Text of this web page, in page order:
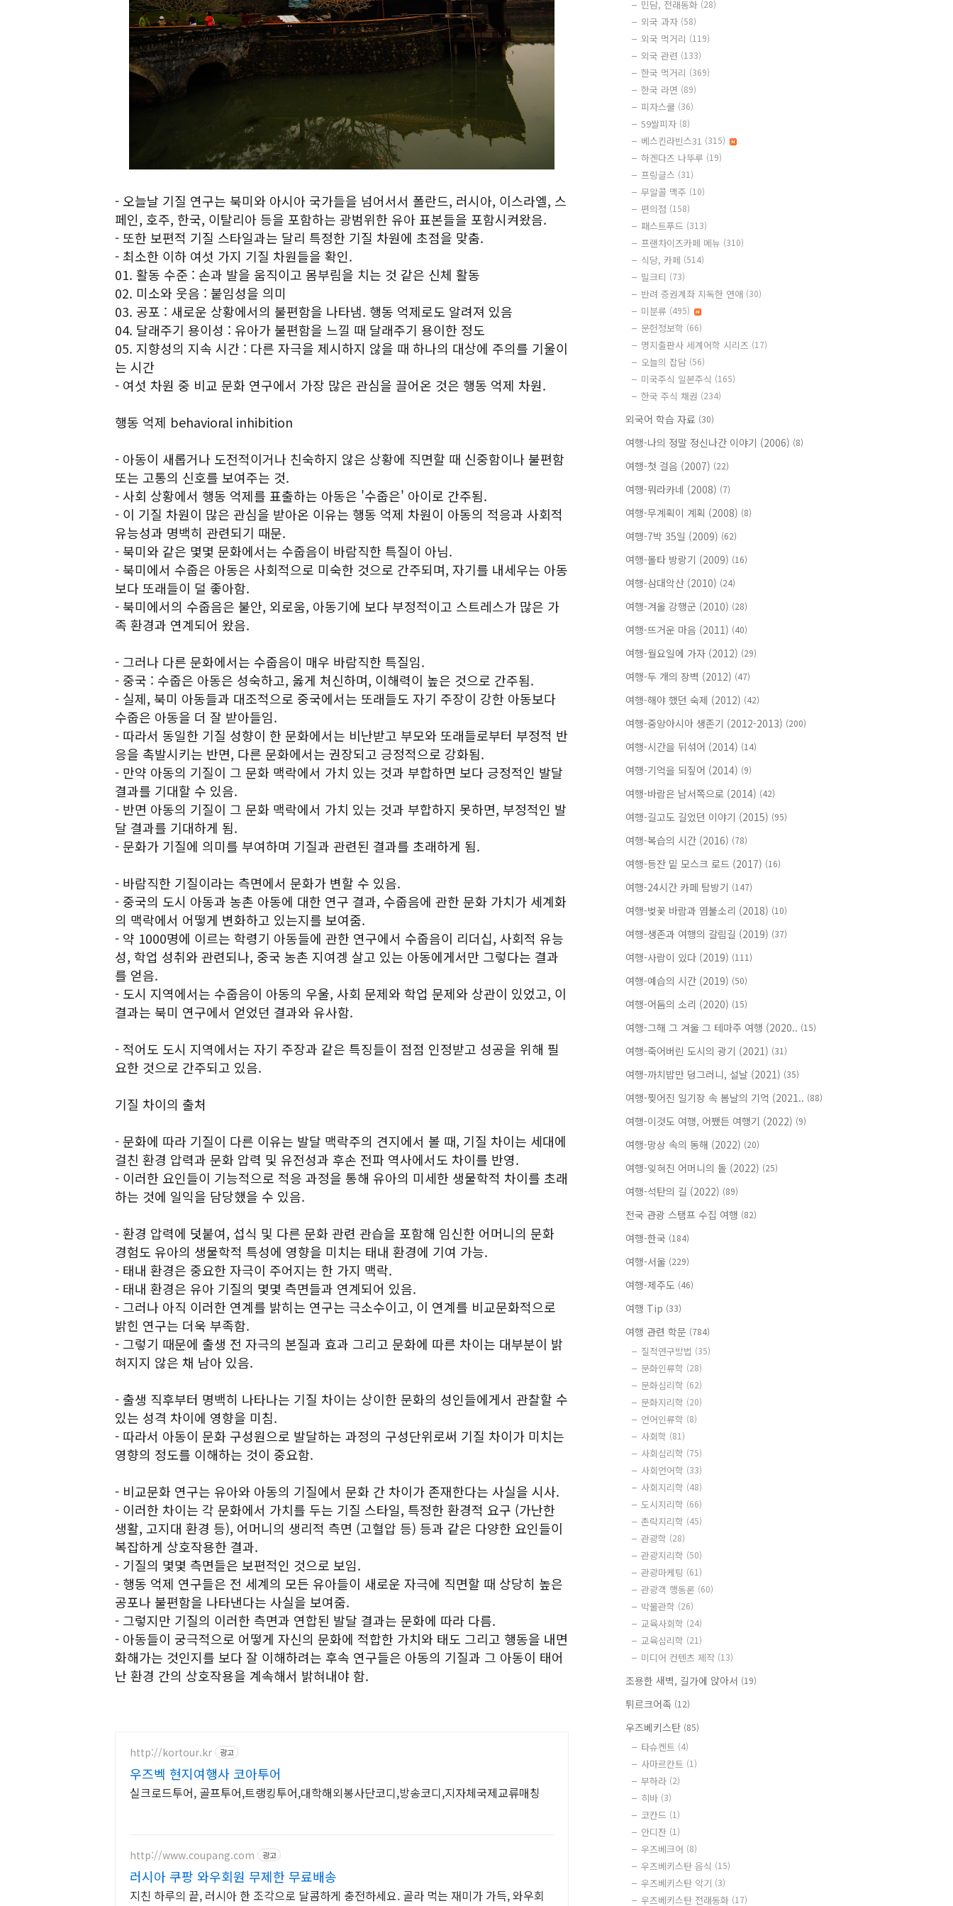
- 오늘날 기질 연구는 북미와 아시아 국가들을 넘어서서 폴란드, 러시아, 이스라엘, 스
페인, 호주, 한국, 이탈리아 등을 포함하는 광범위한 유아 표본들을 포함시켜왔음.
- 또한 보편적 기질 스타일과는 달리 특정한 기질 차원에 초점을 맞춤.
- 최소한 이하 여섯 가지 기질 차원들을 확인.
01. 활동 수준 : 손과 발을 움직이고 몸부림을 치는 것 같은 신체 활동
02. 미소와 웃음 : 붙임성을 의미
03. 공포 : 새로운 상황에서의 불편함을 나타냄. 행동 억제로도 알려져 있음
04. 달래주기 용이성 : 유아가 불편함을 느낄 때 달래주기 용이한 정도
05. 지향성의 지속 시간 : 다른 자극을 제시하지 않을 때 하나의 대상에 주의를 기울이
는 시간
- 여섯 차원 중 비교 문화 연구에서 가장 많은 관심을 끌어온 것은 행동 억제 차원.
행동 억제 behavioral inhibition
- 아동이 새롭거나 도전적이거나 친숙하지 않은 상황에 직면할 때 신중함이나 불편함
또는 고통의 신호를 보여주는 것.
- 사회 상황에서 행동 억제를 표출하는 아동은 '수줍은' 아이로 간주됨.
- 이 기질 차원이 많은 관심을 받아온 이유는 행동 억제 차원이 아동의 적응과 사회적
유능성과 명백히 관련되기 때문.
- 북미와 같은 몇몇 문화에서는 수줍음이 바람직한 특질이 아님.
- 북미에서 수줍은 아동은 사회적으로 미숙한 것으로 간주되며, 자기를 내세우는 아동
보다 또래들이 덜 좋아함.
- 북미에서의 수줍음은 불안, 외로움, 아동기에 보다 부정적이고 스트레스가 많은 가
족 환경과 연계되어 왔음.
- 그러나 다른 문화에서는 수줍음이 매우 바람직한 특질임.
- 중국 : 수줍은 아동은 성숙하고, 옳게 처신하며, 이해력이 높은 것으로 간주됨.
- 실제, 북미 아동들과 대조적으로 중국에서는 또래들도 자기 주장이 강한 아동보다
수줍은 아동을 더 잘 받아들임.
- 따라서 동일한 기질 성향이 한 문화에서는 비난받고 부모와 또래들로부터 부정적 반
응을 촉발시키는 반면, 다른 문화에서는 권장되고 긍정적으로 강화됨.
- 만약 아동의 기질이 그 문화 맥락에서 가치 있는 것과 부합하면 보다 긍정적인 발달
결과를 기대할 수 있음.
- 반면 아동의 기질이 그 문화 맥락에서 가치 있는 것과 부합하지 못하면, 부정적인 발
달 결과를 기대하게 됨.
- 문화가 기질에 의미를 부여하며 기질과 관련된 결과를 초래하게 됨.
- 바람직한 기질이라는 측면에서 문화가 변할 수 있음.
- 중국의 도시 아동과 농촌 아동에 대한 연구 결과, 수줍음에 관한 문화 가치가 세계화
의 맥락에서 어떻게 변화하고 있는지를 보여줌.
- 약 1000명에 이르는 학령기 아동들에 관한 연구에서 수줍음이 리더십, 사회적 유능
성, 학업 성취와 관련되나, 중국 농촌 지여겡 살고 있는 아동에게서만 그렇다는 결과
를 얻음.
- 도시 지역에서는 수줍음이 아동의 우울, 사회 문제와 학업 문제와 상관이 있었고, 이
결과는 북미 연구에서 얻었던 결과와 유사함.
- 적어도 도시 지역에서는 자기 주장과 같은 특징들이 점점 인정받고 성공을 위해 필
요한 것으로 간주되고 있음.
기질 차이의 출처
- 문화에 따라 기질이 다른 이유는 발달 맥락주의 견지에서 볼 때, 기질 차이는 세대에
걸친 환경 압력과 문화 압력 및 유전성과 후손 전파 역사에서도 차이를 반영.
- 이러한 요인들이 기능적으로 적응 과정을 통해 유아의 미세한 생물학적 차이를 초래
하는 것에 일익을 담당했을 수 있음.
- 환경 압력에 덧붙여, 섭식 및 다른 문화 관련 관습을 포함해 임신한 어머니의 문화
경험도 유아의 생물학적 특성에 영향을 미치는 태내 환경에 기여 가능.
- 태내 환경은 중요한 자극이 주어지는 한 가지 맥락.
- 태내 환경은 유아 기질의 몇몇 측면들과 연계되어 있음.
- 그러나 아직 이러한 연계를 밝히는 연구는 극소수이고, 이 연계를 비교문화적으로
밝힌 연구는 더욱 부족함.
- 그렇기 때문에 출생 전 자극의 본질과 효과 그리고 문화에 따른 차이는 대부분이 밝
혀지지 않은 채 남아 있음.
- 출생 직후부터 명백히 나타나는 기질 차이는 상이한 문화의 성인들에게서 관찰할 수
있는 성격 차이에 영향을 미침.
- 따라서 아동이 문화 구성원으로 발달하는 과정의 구성단위로써 기질 차이가 미치는
영향의 정도를 이해하는 것이 중요함.
- 비교문화 연구는 유아와 아동의 기질에서 문화 간 차이가 존재한다는 사실을 시사.
- 이러한 차이는 각 문화에서 가치를 두는 기질 스타일, 특정한 환경적 요구 (가난한
생활, 고지대 환경 등), 어머니의 생리적 측면 (고혈압 등) 등과 같은 다양한 요인들이
복잡하게 상호작용한 결과.
- 기질의 몇몇 측면들은 보편적인 것으로 보임.
- 행동 억제 연구들은 전 세계의 모든 유아들이 새로운 자극에 직면할 때 상당히 높은
공포나 불편함을 나타낸다는 사실을 보여줌.
- 그렇지만 기질의 이러한 측면과 연합된 발달 결과는 문화에 따라 다름.
- 아동들이 궁극적으로 어떻게 자신의 문화에 적합한 가치와 태도 그리고 행동을 내면
화해가는 것인지를 보다 잘 이해하려는 후속 연구들은 아동의 기질과 그 아동이 태어
난 환경 간의 상호작용을 계속해서 밝혀내야 함.
http://kortour.kr 광고
우즈벡 현지여행사 코아투어
실크로드투어, 골프투어,트랭킹투어,대학해외봉사단코디,방송코디,지자체국제교류매칭
http://www.coupang.com 광고
러시아 쿠팡 와우회원 무제한 무료배송
지친 하루의 끝, 러시아 한 조각으로 달콤하게 충전하세요. 골라 먹는 재미가 가득, 와우회
민담, 전래동화 (28)
외국 과자 (58)
외국 먹거리 (119)
외국 관련 (133)
한국 먹거리 (369)
한국 라면 (89)
피자스쿨 (36)
59쌀피자 (8)
베스킨라빈스31 (315)
하겐다즈 나뚜루 (19)
프링글스 (31)
무알콜 맥주 (10)
편의점 (158)
패스트푸드 (313)
프랜차이즈카페 메뉴 (310)
식당, 카페 (514)
밀크티 (73)
반려 증권계좌 지독한 연애 (30)
미분류 (495)
문헌정보학 (66)
명지출판사 세계어학 시리즈 (17)
오늘의 잡담 (56)
미국주식 일본주식 (165)
한국 주식 채권 (234)
외국어 학습 자료 (30)
여행-나의 정말 정신나간 이야기 (2006) (8)
여행-첫 걸음 (2007) (22)
여행-뭐라카네 (2008) (7)
여행-무계획이 계획 (2008) (8)
여행-7박 35일 (2009) (62)
여행-몰타 방랑기 (2009) (16)
여행-삼대악산 (2010) (24)
여행-겨울 강행군 (2010) (28)
여행-뜨거운 마음 (2011) (40)
여행-월요일에 가자 (2012) (29)
여행-두 개의 장벽 (2012) (47)
여행-해야 했던 숙제 (2012) (42)
여행-중앙아시아 생존기 (2012-2013) (200)
여행-시간을 뒤섞어 (2014) (14)
여행-기억을 되짚어 (2014) (9)
여행-바람은 남서쪽으로 (2014) (42)
여행-길고도 길었던 이야기 (2015) (95)
여행-복습의 시간 (2016) (78)
여행-등잔 밑 모스크 로드 (2017) (16)
여행-24시간 카페 탐방기 (147)
여행-벚꽃 바람과 염불소리 (2018) (10)
여행-생존과 여행의 갈림길 (2019) (37)
여행-사람이 있다 (2019) (111)
여행-예습의 시간 (2019) (50)
여행-어둠의 소리 (2020) (15)
여행-그해 그 겨울 그 테마주 여행 (2020.. (15)
여행-죽어버린 도시의 광기 (2021) (31)
여행-까치밥만 덩그러니, 설날 (2021) (35)
여행-찢어진 일기장 속 봄날의 기억 (2021.. (88)
여행-이것도 여행, 어쨌든 여행기 (2022) (9)
여행-망상 속의 동해 (2022) (20)
여행-잊혀진 어머니의 돌 (2022) (25)
여행-석탄의 길 (2022) (89)
전국 관광 스탬프 수집 여행 (82)
여행-한국 (184)
여행-서울 (229)
여행-제주도 (46)
여행 Tip (33)
여행 관련 학문 (784)
질적연구방법 (35)
문화인류학 (28)
문화심리학 (62)
문화지리학 (20)
언어인류학 (8)
사회학 (81)
사회심리학 (75)
사회언어학 (33)
사회지리학 (48)
도시지리학 (66)
촌락지리학 (45)
관광학 (28)
관광지리학 (50)
관광마케팅 (61)
관광객 행동론 (60)
박물관학 (26)
교육사회학 (24)
교육심리학 (21)
미디어 컨텐츠 제작 (13)
조용한 새벽, 길가에 앉아서 (19)
튀르크어족 (12)
우즈베키스탄 (85)
타슈켄트 (4)
사마르칸트 (1)
부하라 (2)
히바 (3)
코칸드 (1)
안디잔 (1)
우즈베크어 (8)
우즈베키스탄 음식 (15)
우즈베키스탄 악기 (3)
우즈베키스탄 전래동화 (17)